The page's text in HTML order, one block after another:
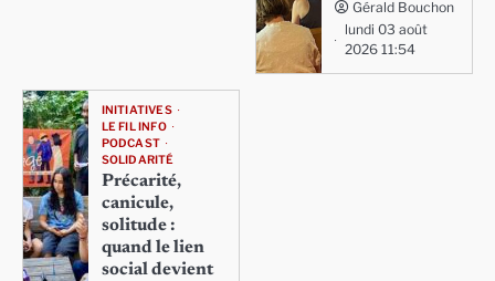
Gérald Bouchon
lundi 03 août
2026 11:54
INITIATIVES
LE FIL INFO
PODCAST
SOLIDARITÉ
Précarité,
canicule,
solitude :
quand le lien
social devient